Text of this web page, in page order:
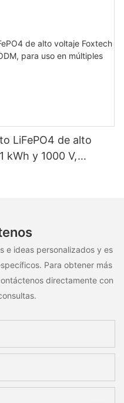
LiFePO4 de alto
kWh y 1000 V,
e ideas personalizados y es
Para obtener más
directamente con